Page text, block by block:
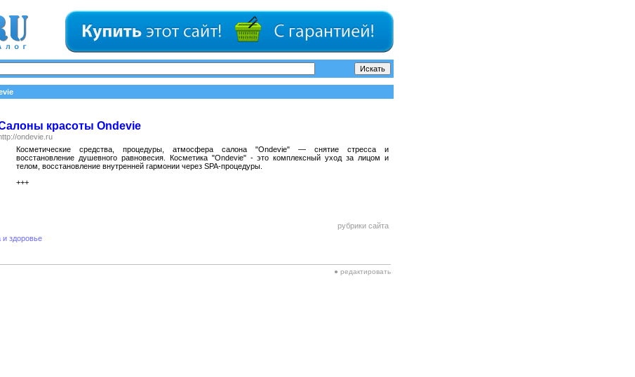
красоты Ondevie
ondevie.ru
Косметические средства, процедуры, атмосфера салона "Ondevie" — снятие стресса и
восстановление душевного равновесия. Косметика "Ondevie" - это комплексный уход за лицом и
телом, восстановление внутренней гармонии через SPA-процедуры.
+++
рубрики сайта
и здоровье
● редактировать